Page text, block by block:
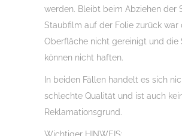
werden. Bleibt beim Abziehen der
Staubfilm auf der Folie zurück war
Oberfläche nicht gereinigt und die
können nicht haften.
In beiden Fällen handelt es sich
schlechte Qualität und ist auch
Reklamationsgrund.